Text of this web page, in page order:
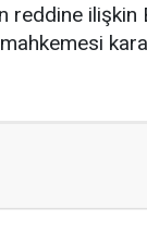
reddine